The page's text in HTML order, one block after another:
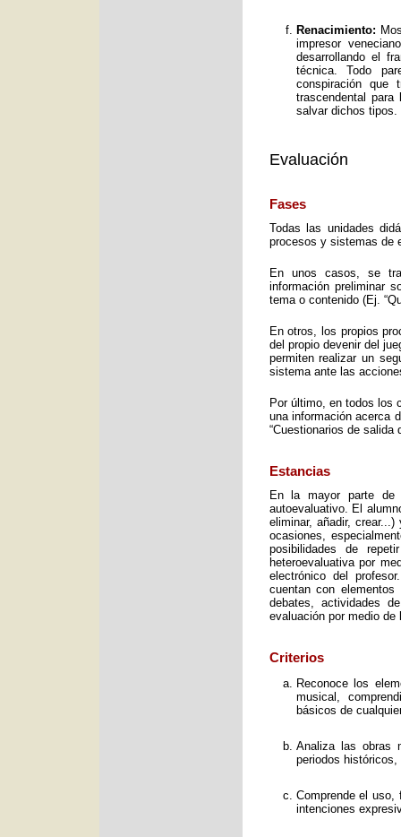
Renacimiento:
impresor
desarrollando el
técnica. Todo
conspiración
trascendental
salvar dichos tipos.
Evaluación
Fases
Todas las unidades
procesos y sistemas de
En unos casos, se
información preliminar
tema o contenido (Ej.
En otros, los propios
del propio devenir del
permiten realizar un
sistema ante las
Por último, en todos los
una información acerca
“Cuestionarios de salida
Estancias
En la mayor parte de
autoevaluativo. El
eliminar, añadir,
ocasiones,
posibilidades de
heteroevaluativa por
electrónico del
cuentan con
debates, actividades
evaluación por medio
Criterios
Reconoce los
musical,
básicos de
Analiza las obras
periodos
Comprende el
intenciones